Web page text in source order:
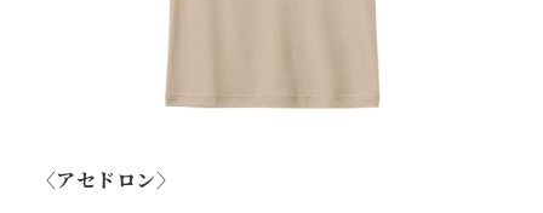
〈アセドロン〉